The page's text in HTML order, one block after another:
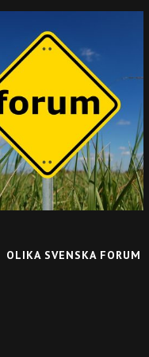
OLIKA SVENSKA FORUM